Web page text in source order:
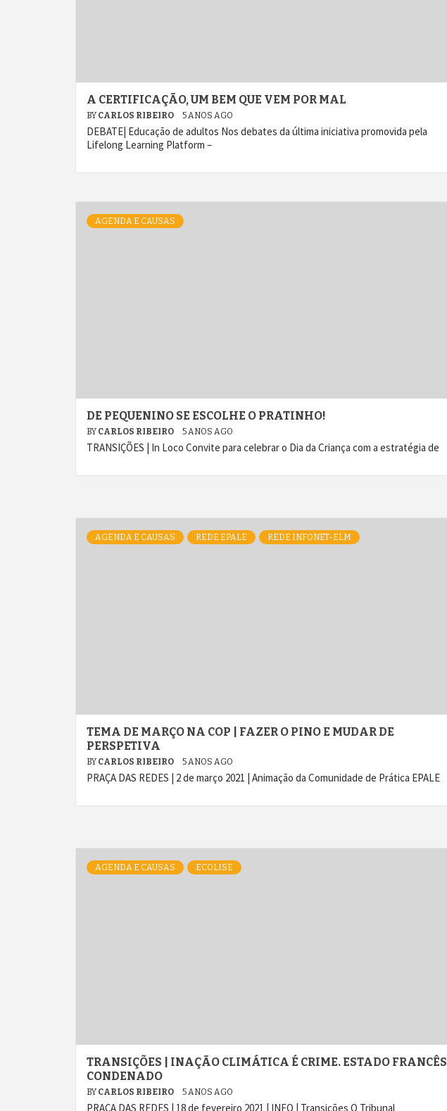
A CERTIFICAÇÃO, UM BEM QUE VEM POR MAL
BY CARLOS RIBEIRO 5 ANOS AGO
DEBATE| Educação de adultos Nos debates da última iniciativa promovida pela
Lifelong Learning Platform –
AGENDA E CAUSAS
DE PEQUENINO SE ESCOLHE O PRATINHO!
BY CARLOS RIBEIRO 5 ANOS AGO
TRANSIÇÕES | In Loco Convite para celebrar o Dia da Criança com a estratégia de
AGENDA E CAUSAS REDE EPALE REDE INFONET-ELM
TEMA DE MARÇO NA COP | FAZER O PINO E MUDAR DE
PERSPETIVA
BY CARLOS RIBEIRO 5 ANOS AGO
PRAÇA DAS REDES | 2 de março 2021 | Animação da Comunidade de Prática EPALE
AGENDA E CAUSAS ECOLISE
TRANSIÇÕES | INAÇÃO CLIMÁTICA É CRIME. ESTADO FRANCÊS
CONDENADO
BY CARLOS RIBEIRO 5 ANOS AGO
PRAÇA DAS REDES | 18 de fevereiro 2021 | INFO | Transições O Tribunal